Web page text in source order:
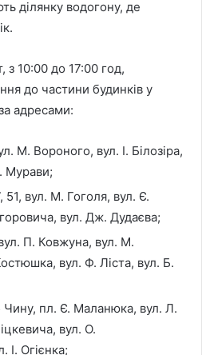
ділянку водогону, де
з 10:00 до 17:00 год,
до частини будинків у
адресами:
М. Вороного, вул. І. Білозіра,
Мурави;
51, вул. М. Гоголя, вул. Є.
вул. Дж. Дудаєва;
П. Ковжуна, вул. М.
вул. Ф. Ліста, вул. Б.
Чину, пл. Є. Маланюка, вул. Л.
вул. О.
І. Огієнка;